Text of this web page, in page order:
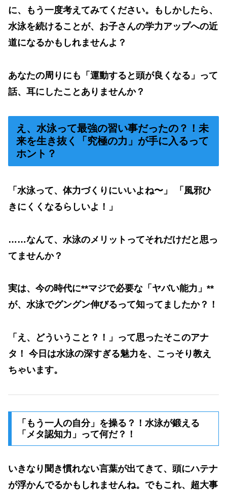
に、もう一度考えてみてください。もしかしたら、
水泳を続けることが、お子さんの学力アップへの近
道になるかもしれませんよ？
あなたの周りにも「運動すると頭が良くなる」って
話、耳にしたことありませんか？
え、水泳って最強の習い事だったの？！未
来を生き抜く「究極の力」が手に入るって
ホント？
「水泳って、体力づくりにいいよね〜」 「風邪ひ
きにくくなるらしいよ！」
……なんて、水泳のメリットってそれだけだと思っ
てませんか？
実は、今の時代に**マジで必要な「ヤバい能力」**
が、水泳でグングン伸びるって知ってましたか？！
「え、どういうこと？！」って思ったそこのアナ
タ！ 今日は水泳の深すぎる魅力を、こっそり教え
ちゃいます。
「もう一人の自分」を操る？！水泳が鍛える
「メタ認知力」って何だ？！
いきなり聞き慣れない言葉が出てきて、頭にハテナ
が浮かんでるかもしれませんね。でもこれ、超大事